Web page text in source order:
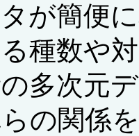
が簡便
種数や
多次元
の関係